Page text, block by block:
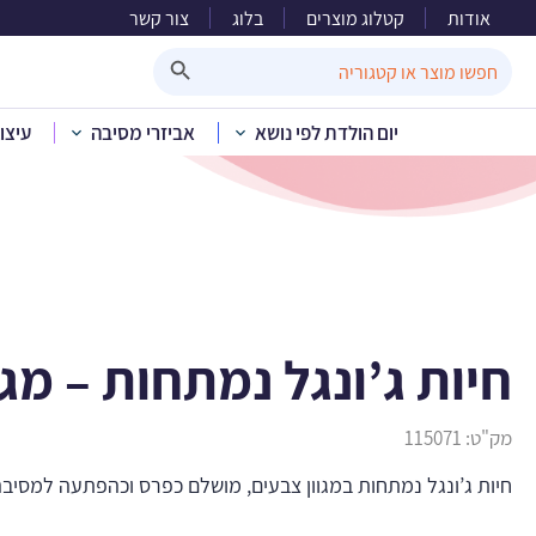
אודות קטלוג מוצרים בלוג צור קשר
for:
יום הולדת לפי נושא אביזרי מסיבה
בית »קטלוג מוצרים
חיות ג’ונגל נמתחות –
מק"ט: 115071
חיות ג’ונגל נמתחות במגוון צבעים, מושלם כפרס וכהפתעה